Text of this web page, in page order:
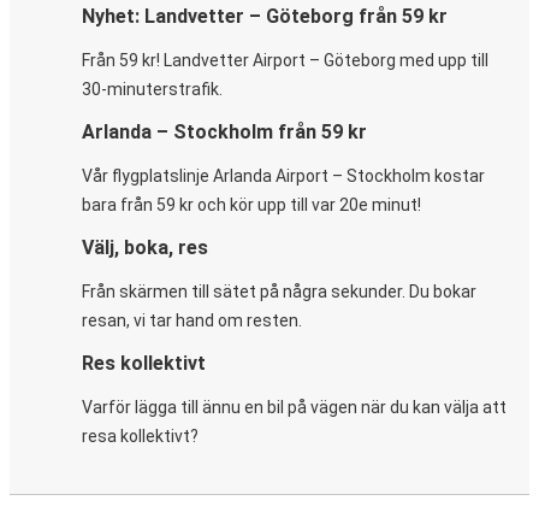
Nyhet: Landvetter – Göteborg från 59 kr
Från 59 kr! Landvetter Airport – Göteborg med upp till
30-minuterstrafik.
Arlanda – Stockholm från 59 kr
Vår flygplatslinje Arlanda Airport – Stockholm kostar
bara från 59 kr och kör upp till var 20e minut!
Välj, boka, res
Från skärmen till sätet på några sekunder. Du bokar
resan, vi tar hand om resten.
Res kollektivt
Varför lägga till ännu en bil på vägen när du kan välja att
resa kollektivt?